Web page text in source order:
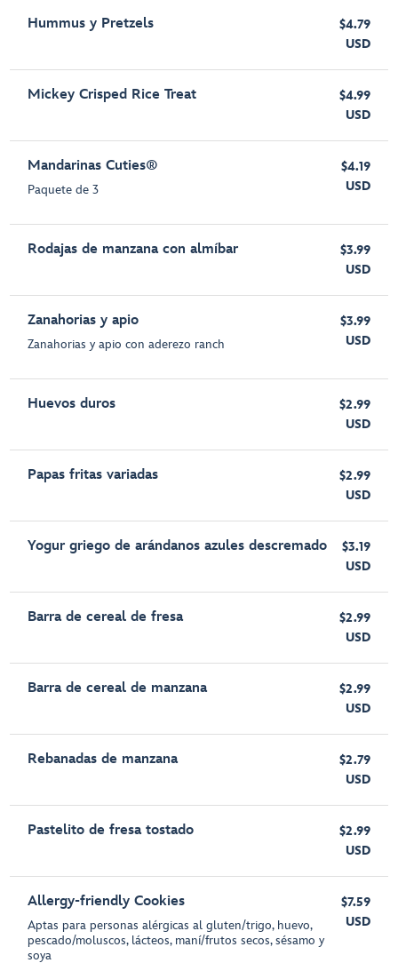
Hummus y Pretzels
$4.79
USD
Mickey Crisped Rice Treat
$4.99
USD
Mandarinas Cuties®
Paquete de 3
$4.19
USD
Rodajas de manzana con almíbar
$3.99
USD
Zanahorias y apio
Zanahorias y apio con aderezo ranch
$3.99
USD
Huevos duros
$2.99
USD
Papas fritas variadas
$2.99
USD
Yogur griego de arándanos azules descremado
$3.19
USD
Barra de cereal de fresa
$2.99
USD
Barra de cereal de manzana
$2.99
USD
Rebanadas de manzana
$2.79
USD
Pastelito de fresa tostado
$2.99
USD
Allergy-friendly Cookies
Aptas para personas alérgicas al gluten/trigo, huevo,
pescado/moluscos, lácteos, maní/frutos secos, sésamo y
soya
$7.59
USD